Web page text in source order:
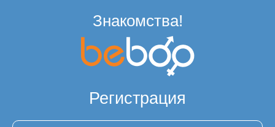
Знакомства!
Регистрация